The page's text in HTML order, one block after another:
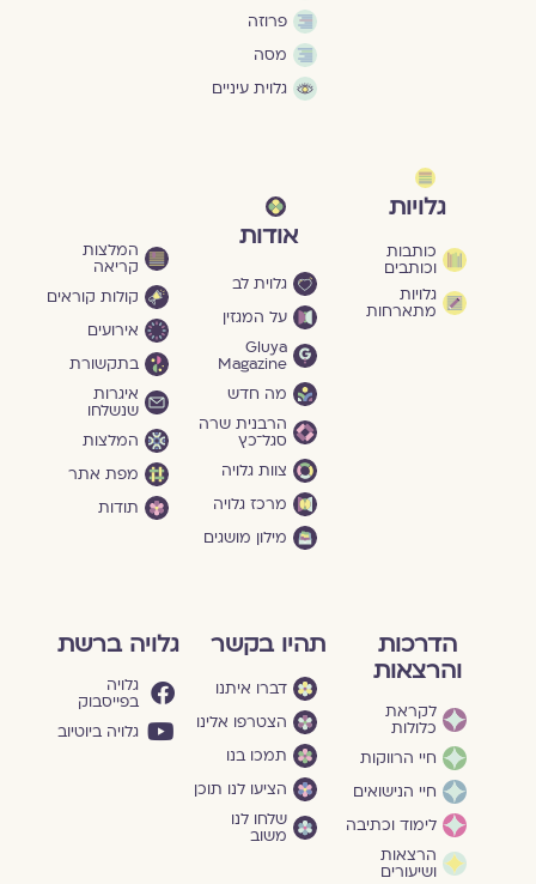
פרוזה
מסה
גלוית עיניים
גלויות
כותבות
וכותבים
גלויות
מתארחות
אודות
גלוית לב
על המגזין
Gluya
Magazine
מה חדש
הרבנית שרה
סגל־כץ
צוות גלויה
מרכז גלויה
מילון מושגים
המלצות
קריאה
קולות קוראים
אירועים
בתקשורת
איגרות
שנשלחו
המלצות
מפת אתר
תודות
הדרכות
והרצאות
לקראת
כלולות
חיי הרווקות
חיי הנישואים
לימוד וכתיבה
הרצאות
ושיעורים
תהיו בקשר
דברו איתנו
הצטרפו אלינו
תמכו בנו
הציעו לנו תוכן
שלחו לנו
משוב
גלויה ברשת
גלויה
בפייסבוק
גלויה ביוטיוב